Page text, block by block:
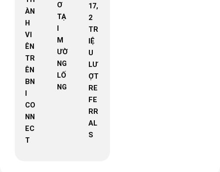
ÀN
H
VI
ÊN
TR
ÊN
BN
I
CO
NN
EC
T
Ơ
TẠ
I
M
ƯỜ
NG
LỐ
NG
17,
2
TR
IỆ
U
LƯ
ỢT
RE
FE
RR
AL
S